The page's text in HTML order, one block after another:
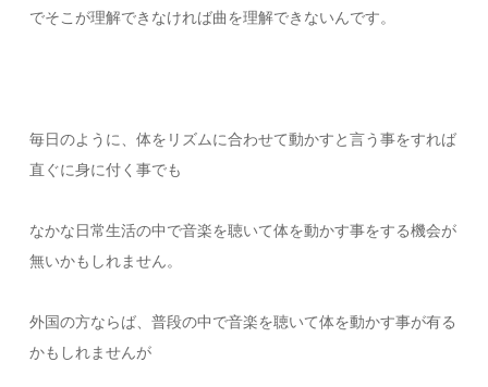
でそこが理解できなければ曲を理解できないんです。
毎日のように、体をリズムに合わせて動かすと言う事をすれば
直ぐに身に付く事でも
なかな日常生活の中で音楽を聴いて体を動かす事をする機会が
無いかもしれません。
外国の方ならば、普段の中で音楽を聴いて体を動かす事が有る
かもしれませんが